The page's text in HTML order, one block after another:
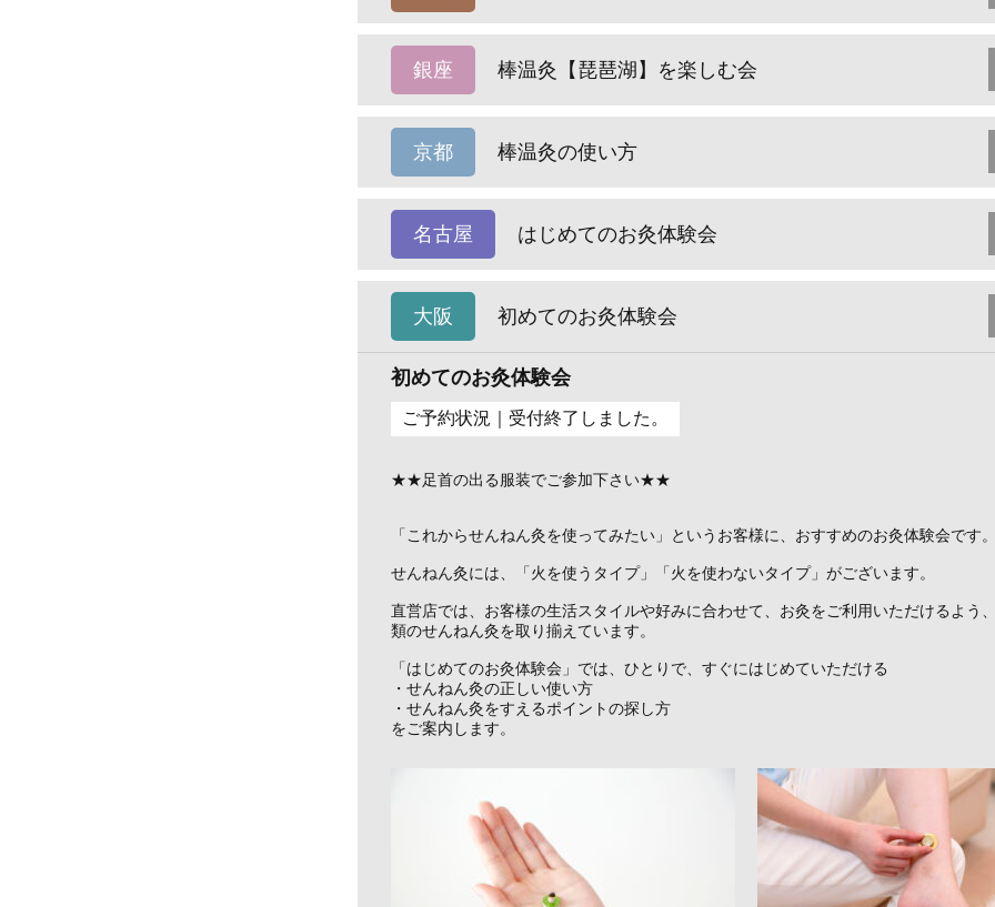
銀座 棒温灸【琵琶湖】を楽しむ会
京都 棒温灸の使い方
名古屋 はじめてのお灸体験会
大阪 初めてのお灸体験会
初めてのお灸体験会
ご予約状況｜受付終了しました。
★★足首の出る服装でご参加下さい★★
「これからせんねん灸を使ってみたい」というお客様に、おすすめのお灸体験会です
せんねん灸には、「火を使うタイプ」「火を使わないタイプ」がございます。
直営店では、お客様の生活スタイルや好みに合わせて、お灸をご利用いただけるよう
類のせんねん灸を取り揃えています。
「はじめてのお灸体験会」では、ひとりで、すぐにはじめていただける
・せんねん灸の正しい使い方
・せんねん灸をすえるポイントの探し方
をご案内します。